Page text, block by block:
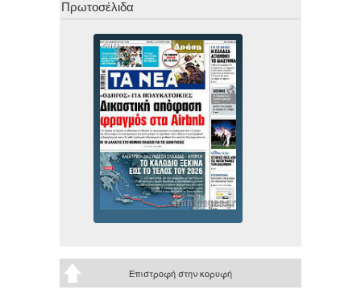
Πρωτοσέλιδα
Επιστροφή στην κορυφή